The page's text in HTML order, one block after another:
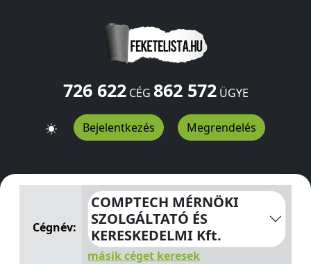
726 622CÉG 862 572ÜGYE
Bejelentkezés Megrendelés
COMPTECH MÉRNÖKI SZOLGÁLTATÓ ÉS
Cégnév:
COMPTECH MÉRNÖKI
SZOLGÁLTATÓ ÉS
KERESKEDELMI Kft.
másik céget keresek